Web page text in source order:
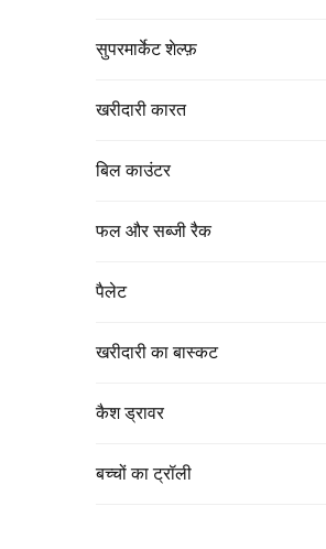
सुपरमार्केट शेल्फ़
खरीदारी कारत
बिल काउंटर
फल और सब्जी रैक
पैलेट
खरीदारी का बास्कट
कैश ड्रावर
बच्चों का ट्रॉली